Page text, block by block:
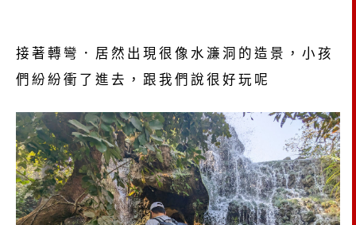
接著轉彎．居然出現很像水濂洞的造景，小孩
們紛紛衝了進去，跟我們說很好玩呢